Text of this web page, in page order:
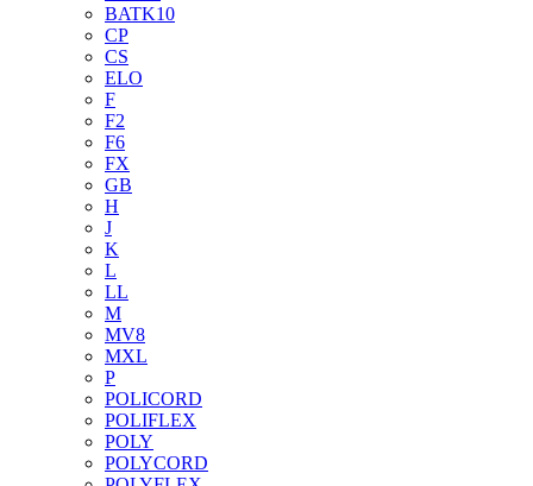
BATK10
CP
CS
ELO
F
F2
F6
FX
GB
H
J
K
L
LL
M
MV8
MXL
P
POLICORD
POLIFLEX
POLY
POLYCORD